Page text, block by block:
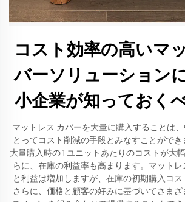
コスト効率の高いマ
バーソリューション
小企業が知っておく
マットレス カバーを大量に購入することは
とってコスト削減の手段とみなすことができ
大量購入時の 1 ユニットあたりのコストが大
らに、在庫の利益率も高まります。マット
と利益は増加しますが、在庫の初期購入コス
さらに、価格と顧客の好みに基づいてさま